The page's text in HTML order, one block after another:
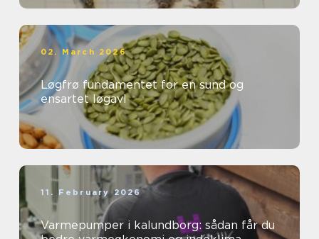
02. March 2026
Løgfrø fundamentet for en sund og
ensartet løgavl
11. February 2026
Varmepumper i kalundborg: sådan får du